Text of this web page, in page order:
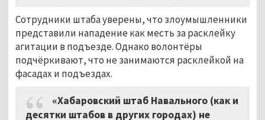
Сотрудники штаба уверены, что злоумышленники
представили нападение как месть за расклейку
агитации в подъезде. Однако волонтёры
подчёркивают, что не занимаются расклейкой на
фасадах и подъездах.
«Хабаровский штаб Навального (как и
десятки штабов в других городах) не